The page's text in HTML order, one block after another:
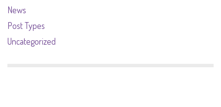
News
Post Types
Uncategorized